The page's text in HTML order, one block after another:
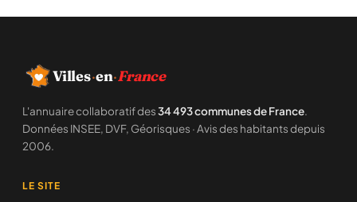
Villes·en·France
L'annuaire collaboratif des34 493 communes de France.
Données INSEE, DVF, Géorisques · Avis des habitants depuis
2006.
LE SITE